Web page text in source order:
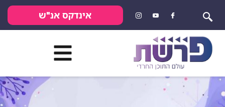
אינדקס אנ"ש